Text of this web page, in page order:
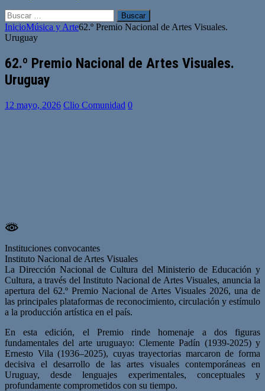
Buscar:
InicioMúsica y Arte62.º Premio Nacional de Artes Visuales.
Uruguay
62.º Premio Nacional de Artes Visuales.
Uruguay
12 mayo, 2026 Clio Comunidad 0
Instituciones convocantes
Instituto Nacional de Artes Visuales
La Dirección Nacional de Cultura del Ministerio de Educación y
Cultura, a través del Instituto Nacional de Artes Visuales, anuncia la
apertura del 62.º Premio Nacional de Artes Visuales 2026, una de
las principales plataformas de reconocimiento, circulación y estímulo
a la producción artística en el país.
En esta edición, el Premio rinde homenaje a dos figuras
fundamentales del arte uruguayo: Clemente Padín (1939-2025) y
Ernesto Vila (1936–2025), cuyas trayectorias marcaron de forma
decisiva el desarrollo de las artes visuales contemporáneas en
Uruguay, desde lenguajes experimentales, conceptuales y
profundamente comprometidos con su tiempo.